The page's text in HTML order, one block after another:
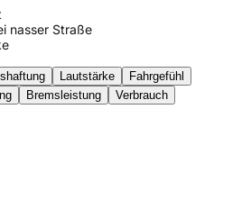
nasser Straße
Lautstärke
Fahrgefühl
Bremsleistung Verbrauch